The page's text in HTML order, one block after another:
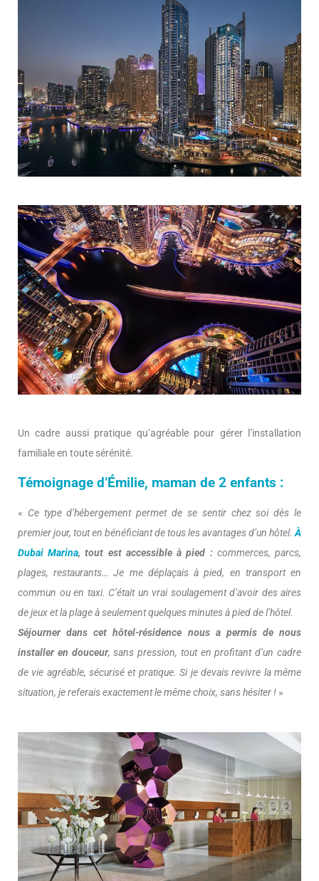
Un cadre aussi pratique qu’agréable pour gérer l’installation
familiale en toute sérénité.
Témoignage d’Émilie, maman de 2 enfants :
« Ce type d’hébergement permet de se sentir chez soi dès le
premier jour, tout en bénéficiant de tous les avantages d’un hôtel. À
Dubai Marina, tout est accessible à pied :commerces, parcs,
plages, restaurants… Je me déplaçais à pied, en transport en
commun ou en taxi. C’était un vrai soulagement d’avoir des aires
de jeux et la plage à seulement quelques minutes à pied de l’hôtel.
Séjourner dans cet hôtel-résidence nous a permis de nous
installer en douceur, sans pression, tout en profitant d’un cadre
de vie agréable, sécurisé et pratique. Si je devais revivre la même
situation, je referais exactement le même choix, sans hésiter ! »